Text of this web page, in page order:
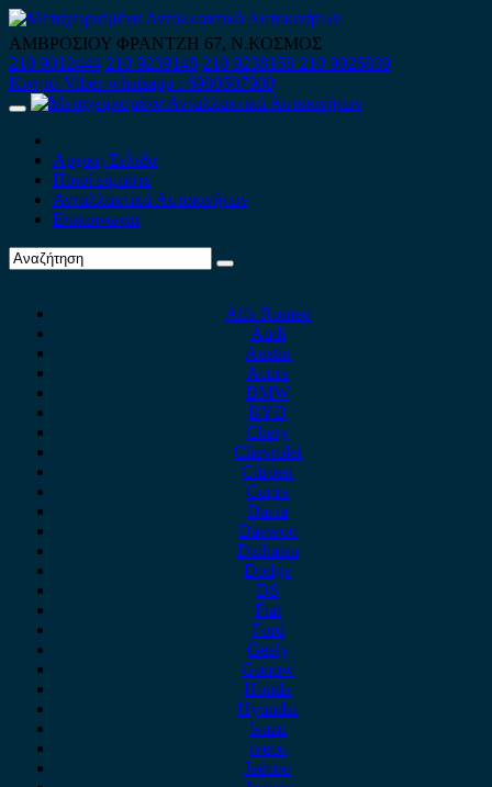
Skip
to
content
ΑΜΒΡΟΣΙΟΥ ΦΡΑΝΤΖΗ 67, Ν.ΚΟΣΜΟΣ
210 9012444 210 9239148 210 9238158 210 9026839
Κινητό-Viber-whatsapp : 6980507900
Primary
Αρχική Σελίδα
Ποιοί είμαστε
Ανταλλακτικά Αυτοκινήτων
Επικοινωνία
Alfa Romeo
Audi
Austin
Acura
BMW
BYD
Chery
Chevrolet
Citroen
Cupra
Dacia
Daewoo
Daihatsu
Dodge
DS
Fiat
Ford
Geely
Gonow
Honda
Hyundai
Isuzu
iveco
Jaecoo